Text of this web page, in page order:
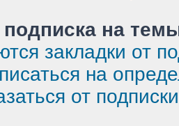
подписка на
закладки от
на
от